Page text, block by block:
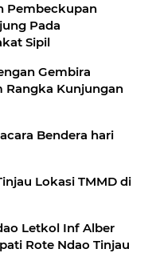
Pembeckupan
Pada
Sipil
Gembira
Rangka Kunjungan
Bendera hari
Lokasi TMMD di
Letkol Inf Alber
Rote Ndao Tinjau